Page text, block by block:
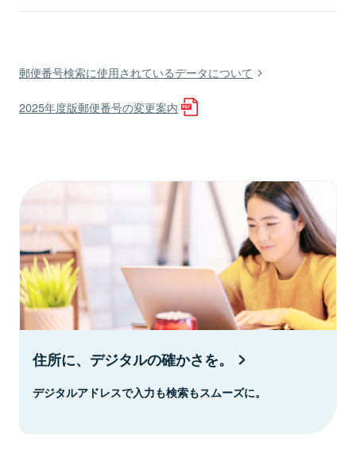
郵便番号検索に使用されているデータについて
2025年度版郵便番号の変更案内
住所に、デジタルの確かさを。
デジタルアドレスで入力も検索もスムーズに。